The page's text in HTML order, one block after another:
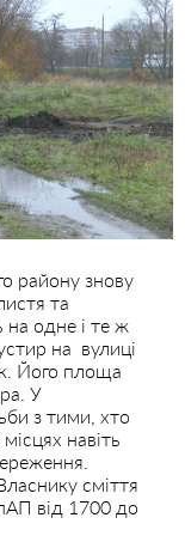
району знову
та
на одне і те ж
на вулиці
Його площа
У
з тими, хто
навіть
сміття
від 1700 до